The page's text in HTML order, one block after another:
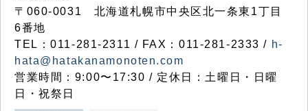
〒060-0031 北海道札幌市中央区北一条東1丁目
6番地
TEL：011-281-2311 / FAX：011-281-2333 / h-
hata@hatakanamonoten.com
営業時間：9:00〜17:30 / 定休日：土曜日・日曜
日・祝祭日